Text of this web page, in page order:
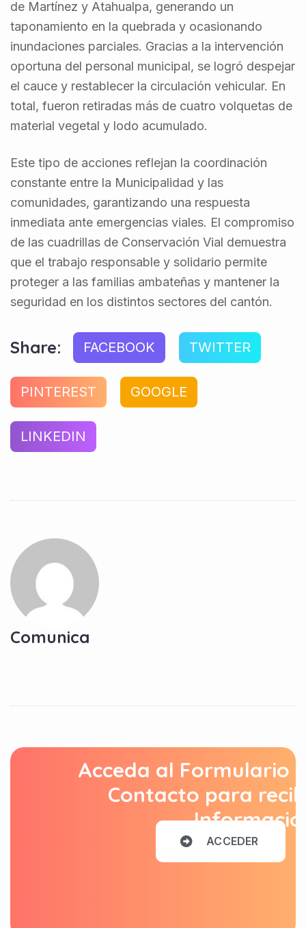
de Martínez y Atahualpa, generando un
taponamiento en la quebrada y ocasionando
inundaciones parciales. Gracias a la intervención
oportuna del personal municipal, se logró despejar
el cauce y restablecer la circulación vehicular. En
total, fueron retiradas más de cuatro volquetas de
material vegetal y lodo acumulado.
Este tipo de acciones reflejan la coordinación
constante entre la Municipalidad y las
comunidades, garantizando una respuesta
inmediata ante emergencias viales. El compromiso
de las cuadrillas de Conservación Vial demuestra
que el trabajo responsable y solidario permite
proteger a las familias ambateñas y mantener la
seguridad en los distintos sectores del cantón.
Share: FACEBOOK TWITTER
PINTEREST GOOGLE
LINKEDIN
Comunica
Acceda al Formulario
Contacto para
ACCEDER